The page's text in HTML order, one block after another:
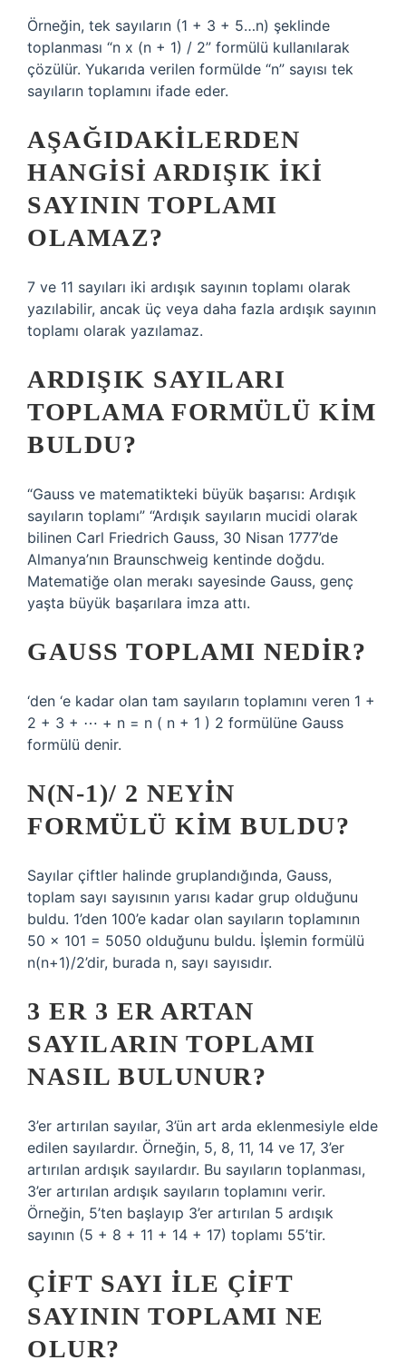
Örneğin, tek sayıların (1 + 3 + 5…n) şeklinde
toplanması “n x (n + 1) / 2” formülü kullanılarak
çözülür. Yukarıda verilen formülde “n” sayısı tek
sayıların toplamını ifade eder.
AŞAĞIDAKILERDEN
HANGISI ARDIŞIK IKI
SAYININ TOPLAMI
OLAMAZ?
7 ve 11 sayıları iki ardışık sayının toplamı olarak
yazılabilir, ancak üç veya daha fazla ardışık sayının
toplamı olarak yazılamaz.
ARDIŞIK SAYILARI
TOPLAMA FORMÜLÜ KIM
BULDU?
“Gauss ve matematikteki büyük başarısı: Ardışık
sayıların toplamı” “Ardışık sayıların mucidi olarak
bilinen Carl Friedrich Gauss, 30 Nisan 1777’de
Almanya’nın Braunschweig kentinde doğdu.
Matematiğe olan merakı sayesinde Gauss, genç
yaşta büyük başarılara imza attı.
GAUSS TOPLAMI NEDIR?
‘den ‘e kadar olan tam sayıların toplamını veren 1 +
2 + 3 + ⋯ + n = n ( n + 1 ) 2 formülüne Gauss
formülü denir.
N(N-1)/ 2 NEYIN
FORMÜLÜ KIM BULDU?
Sayılar çiftler halinde gruplandığında, Gauss,
toplam sayı sayısının yarısı kadar grup olduğunu
buldu. 1’den 100’e kadar olan sayıların toplamının
50 × 101 = 5050 olduğunu buldu. İşlemin formülü
n(n+1)/2’dir, burada n, sayı sayısıdır.
3 ER 3 ER ARTAN
SAYILARIN TOPLAMI
NASIL BULUNUR?
3’er artırılan sayılar, 3’ün art arda eklenmesiyle elde
edilen sayılardır. Örneğin, 5, 8, 11, 14 ve 17, 3’er
artırılan ardışık sayılardır. Bu sayıların toplanması,
3’er artırılan ardışık sayıların toplamını verir.
Örneğin, 5’ten başlayıp 3’er artırılan 5 ardışık
sayının (5 + 8 + 11 + 14 + 17) toplamı 55’tir.
ÇIFT SAYI ILE ÇIFT
SAYININ TOPLAMI NE
OLUR?